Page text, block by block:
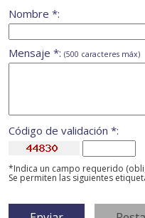
Nombre *:
Mensaje *: (500 caracteres máx)
Código de validación *:
*Indica un campo requerido
Se permiten las siguientes